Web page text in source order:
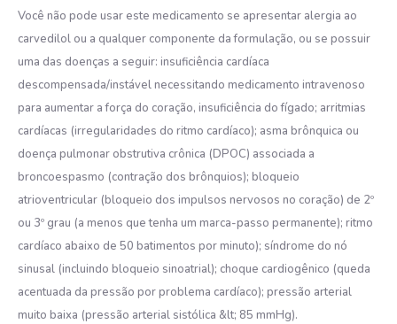
Você não pode usar este medicamento se apresentar alergia ao
carvedilol ou a qualquer componente da formulação, ou se possuir
uma das doenças a seguir: insuficiência cardíaca
descompensada/instável necessitando medicamento intravenoso
para aumentar a força do coração, insuficiência do fígado; arritmias
cardíacas (irregularidades do ritmo cardíaco); asma brônquica ou
doença pulmonar obstrutiva crônica (DPOC) associada a
broncoespasmo (contração dos brônquios); bloqueio
atrioventricular (bloqueio dos impulsos nervosos no coração) de 2º
ou 3º grau (a menos que tenha um marca-passo permanente); ritmo
cardíaco abaixo de 50 batimentos por minuto); síndrome do nó
sinusal (incluindo bloqueio sinoatrial); choque cardiogênico (queda
acentuada da pressão por problema cardíaco); pressão arterial
muito baixa (pressão arterial sistólica &lt; 85 mmHg).